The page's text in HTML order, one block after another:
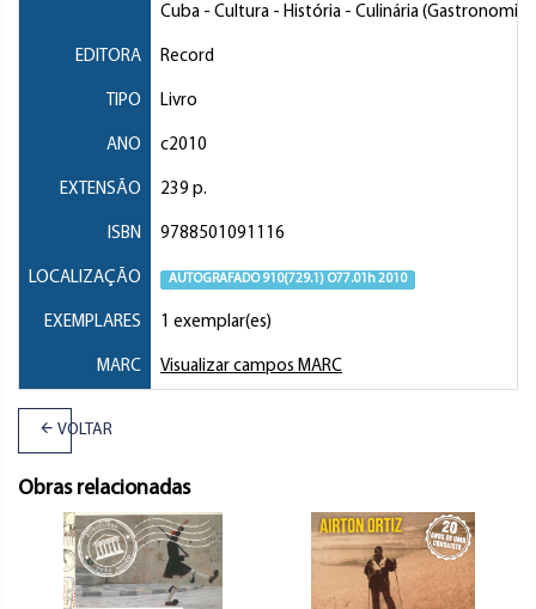
Cuba - Cultura - História - Culinária (Gastronomia)
EDITORA Record
TIPO Livro
ANO c2010
EXTENSÃO 239 p.
ISBN 9788501091116
LOCALIZAÇÃO AUTOGRAFADO 910(729.1) O77.01h 2010
EXEMPLARES 1 exemplar(es)
MARC Visualizar campos MARC
VOLTAR
Obras relacionadas